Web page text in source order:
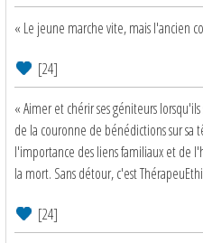
« Le jeune marche vite, mais l'ancien
[24]
« Aimer et chérir ses géniteurs
de la couronne de bénédictions sur
l'importance des liens familiaux et de
la mort. Sans détour, c'est
[24]